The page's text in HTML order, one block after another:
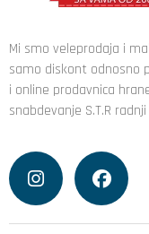
Mi smo veleprodaja i
samo diskont odnosno
i online prodavnica
snabdevanje S.T.R